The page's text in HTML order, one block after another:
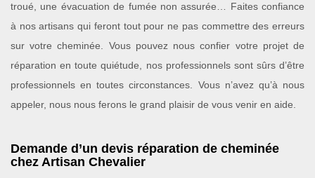
troué, une évacuation de fumée non assurée… Faites confiance
à nos artisans qui feront tout pour ne pas commettre des erreurs
sur votre cheminée. Vous pouvez nous confier votre projet de
réparation en toute quiétude, nos professionnels sont sûrs d’être
professionnels en toutes circonstances. Vous n’avez qu’à nous
appeler, nous nous ferons le grand plaisir de vous venir en aide.
Demande d’un devis réparation de cheminée
chez Artisan Chevalier